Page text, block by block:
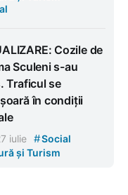
Cozile de
Sculeni s-au
Traficul se
în condiții
iulie #Social
și Turism